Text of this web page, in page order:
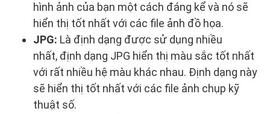
hình ảnh của bạn một cách đáng kể và nó sẽ
hiển thị tốt nhất với các file ảnh đồ họa.
JPG: Là định dạng được sử dụng nhiều
nhất, định dạng JPG hiển thị màu sắc tốt nhất
với rất nhiều hệ màu khác nhau. Định dạng này
sẽ hiển thị tốt nhất với các file ảnh chụp kỹ
thuật số.